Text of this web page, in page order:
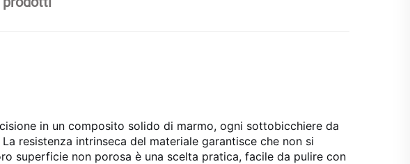
in un composito solido di marmo, ogni sottobicchiere da
resistenza intrinseca del materiale garantisce che non si
superficie non porosa è una scelta pratica, facile da pulire con